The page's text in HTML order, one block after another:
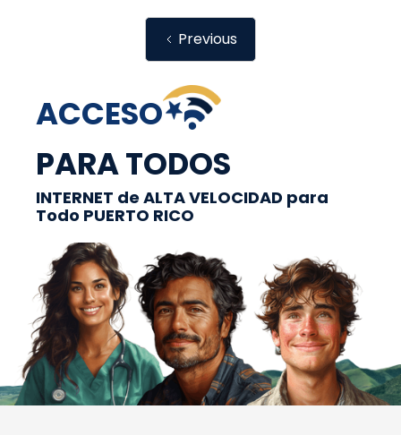
Previous
ACCESO
PARA TODOS
INTERNET de ALTA VELOCIDAD para
Todo PUERTO RICO